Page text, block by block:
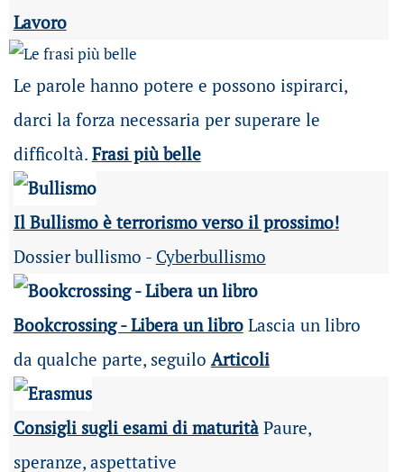
Lavoro
Le parole hanno potere e possono ispirarci,
darci la forza necessaria per superare le
difficoltà. Frasi più belle
Il Bullismo è terrorismo verso il prossimo!
Dossier bullismo - Cyberbullismo
Bookcrossing - Libera un libroLascia un libro
da qualche parte, seguilo Articoli
Consigli sugli esami di maturità Paure,
speranze, aspettative